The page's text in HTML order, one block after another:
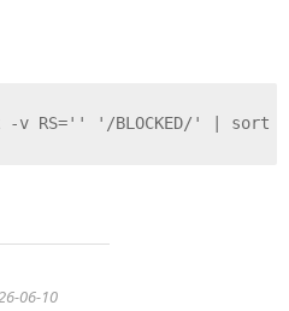
v RS='' '/BLOCKED/' |
06-10